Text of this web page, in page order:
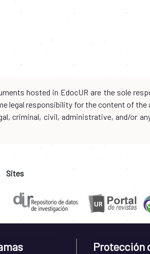
hosted in EdocUR are the sole
legal responsibility for the content of
criminal, civil, administrative, and/or
Sites
Protección